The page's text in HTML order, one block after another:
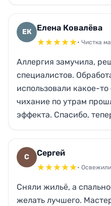
ЕК Елена Ковалёва
★★★★★• Чистка
Аллергия замучила,
специалистов.
использовали какое-
чихание по утрам
эффекта. Спасибо,
С Сергей
★★★★★•
Сняли жильё, а
желать лучшего.